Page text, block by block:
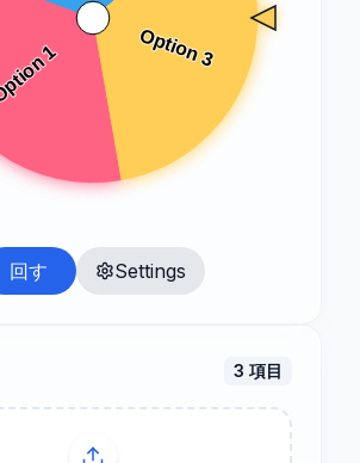
回す Settings
3 項目